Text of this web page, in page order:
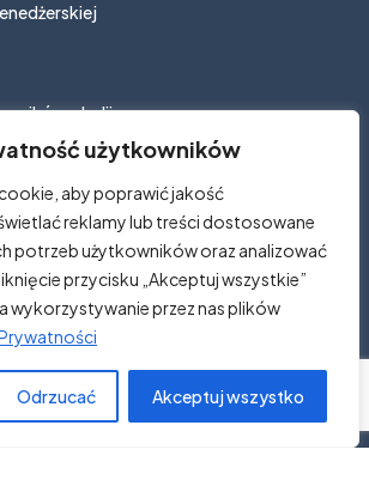
użytkowników
aby poprawić jakość
reklamy lub treści dostosowane
potrzeb użytkowników oraz analizować
przycisku „Akceptuj wszystkie”
wykorzystywanie przez nas plików
Odrzucać Akceptuj wszystko
z Indii
cudzoziemców